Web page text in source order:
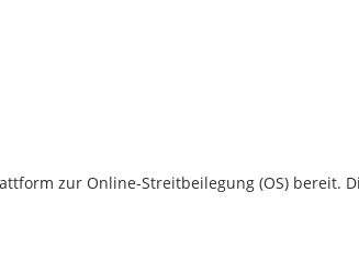
zur Online-Streitbeilegung (OS) bereit.